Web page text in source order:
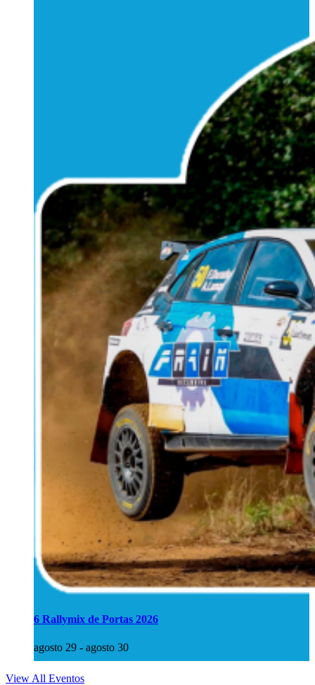
6 Rallymix de Portas 2026
agosto 29 - agosto 30
View All Eventos